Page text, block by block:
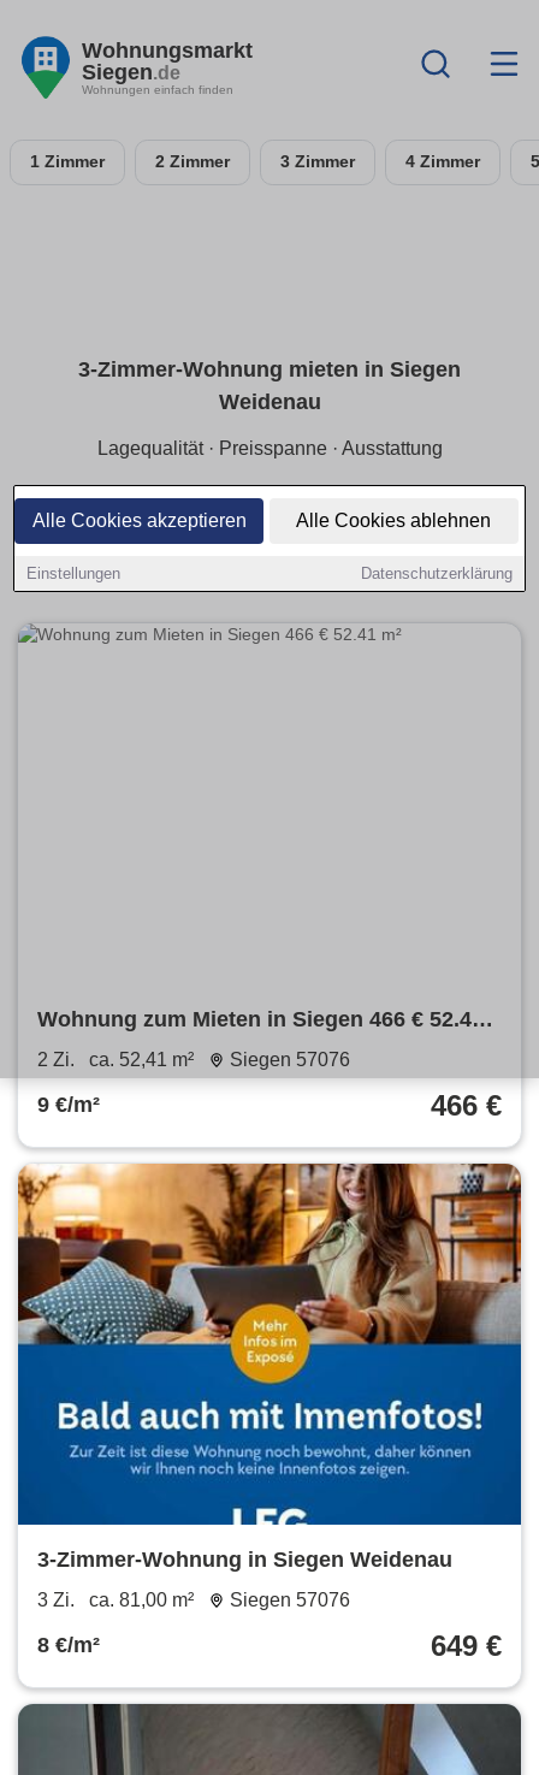
Alle Cookies akzeptieren Alle Cookies ablehnen
Einstellungen Datenschutzerklärung
Wohnungsmarkt
Siegen.de
Wohnungen einfach finden
1 Zimmer 2 Zimmer 3 Zimmer 4 Zimmer
3-Zimmer-Wohnung mieten in Siegen
Weidenau
Lagequalität · Preisspanne · Ausstattung
Finde eine 3-Zimmer-Wohnung in Siegen Weidenau, perfekt
für Familien oder Wohngemeinschaften. Die Auswahl
umfasst ruhige, zentrale und gut angebundene Lagen mit
Wohnung zum Mieten in Siegen 466 € 52.41
m²
2 Zi. ca. 52,41 m² Siegen 57076
9 €/m² 466 €
3-Zimmer-Wohnung in Siegen Weidenau
3 Zi. ca. 81,00 m² Siegen 57076
8 €/m² 649 €